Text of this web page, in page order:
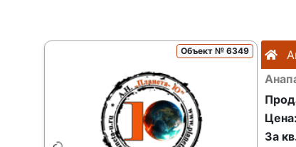
Объект № 6349
Цена:
За